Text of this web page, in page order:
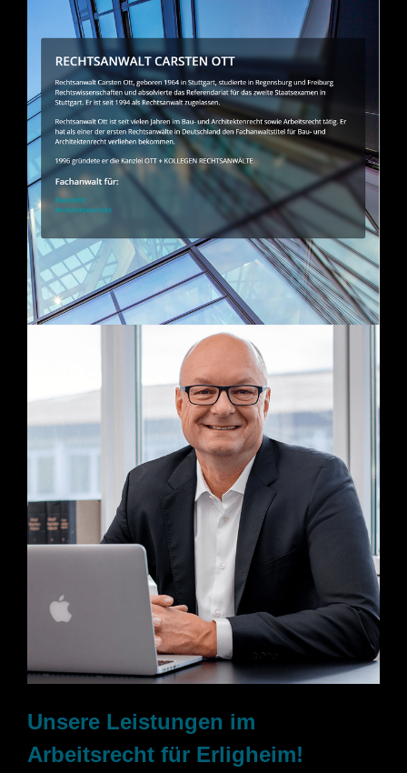
Unsere Leistungen im
Arbeitsrecht für Erligheim!